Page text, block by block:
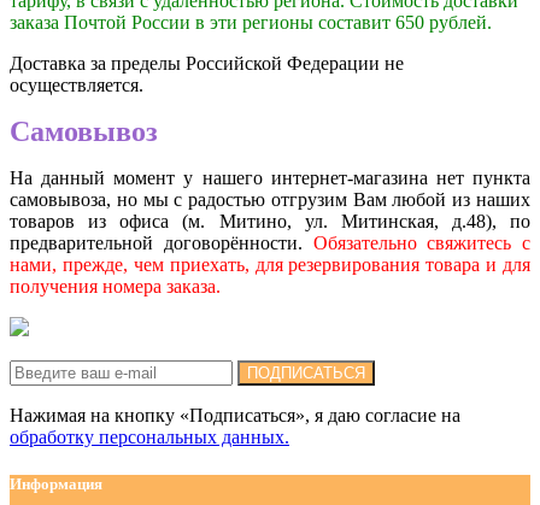
заказа Почтой России в эти регионы составит 650 рублей.
Доставка за пределы Российской Федерации не
осуществляется.
Самовывоз
На данный момент у нашего интернет-магазина нет пункта
самовывоза, но мы с радостью отгрузим Вам любой из наших
товаров из офиса (м. Митино, ул. Митинская, д.48), по
предварительной договорённости. Обязательно свяжитесь с
нами, прежде, чем приехать, для резервирования товара и для
получения номера заказа.
ПОДПИСАТЬСЯ
Нажимая на кнопку «Подписаться», я даю cогласие на
обработку персональных данных.
Информация